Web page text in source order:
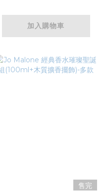
加入購物車
售完